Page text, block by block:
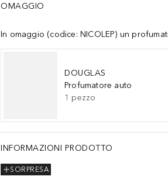
OMAGGIO
In omaggio (codice: NICOLEP) un
DOUGLAS
Profumatore auto
1 pezzo
INFORMAZIONI PRODOTTO
SORPRESA